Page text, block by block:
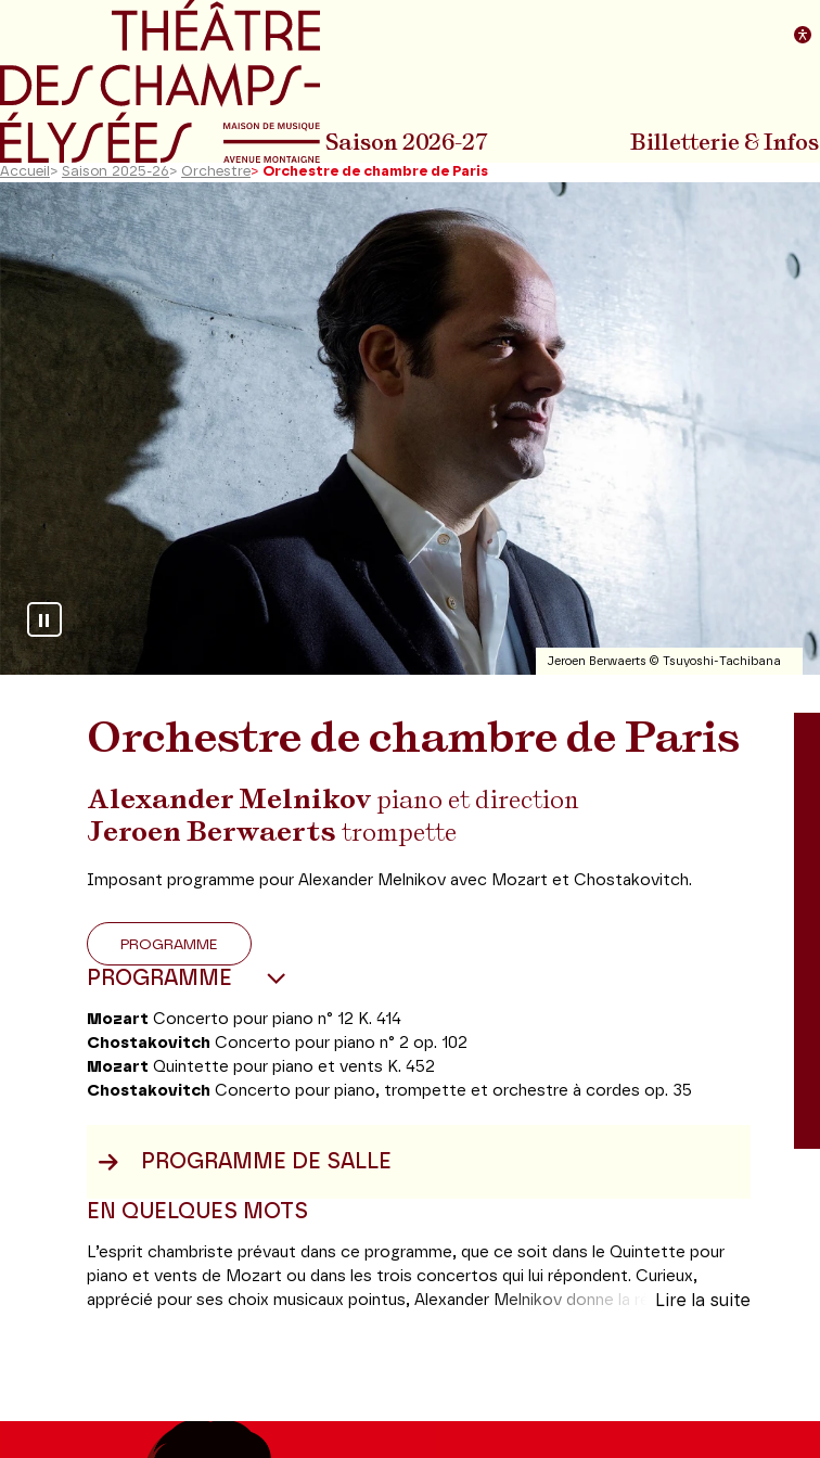
Aller au menu principal Aller au pied de la page
Saison 2026-27 Billetterie & Infos
Accueil > Saison 2025-26> Orchestre> Orchestre de chambre de Paris
Arrêter le diaporama
Jeroen Berwaerts © Tsuyoshi-Tachibana
Diapositive précédente
Orchestre de chambre de Paris
Alexander Melnikov piano et direction
Jeroen Berwaerts trompette
Imposant programme pour Alexander Melnikov avec Mozart et Chostakovitch.
PROGRAMME
PROGRAMME
Mozart Concerto pour piano n° 12 K. 414
Chostakovitch Concerto pour piano n° 2 op. 102
Mozart Quintette pour piano et vents K. 452
Chostakovitch Concerto pour piano, trompette et orchestre à cordes op. 35
PROGRAMME DE SALLE
EN QUELQUES MOTS
L’esprit chambriste prévaut dans ce programme, que ce soit dans le Quintette pour
piano et vents de Mozart ou dans les trois concertos qui lui répondent. Curieux,
apprécié pour ses choix musicaux pointus, Alexander Melnikov donne la réplique dans
une trompette solo, jouée par Jeroen Berwaerts, particulièrement présente dans le
troisième mouvement. Il propose tout un kaléidoscope d’atmosphères et de styles,
Lire la suite